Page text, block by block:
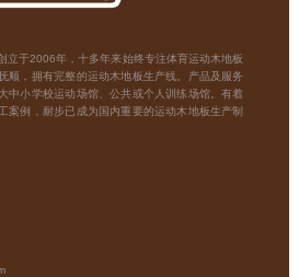
立于2006年，十多年来始终专注体育运动木地板
顺，拥有完整的运动木地板生产线。产品及服务
中小学校运动场馆、公共或个人训练场馆。有着
案例，耐步已成为国内重要的运动木地板生产制